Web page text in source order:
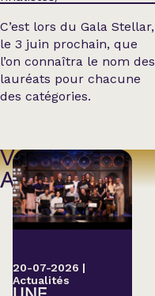
C’est lors du Gala Stellar,
le 3 juin prochain, que
l’on connaîtra le nom des
lauréats pour chacune
des catégories.
VOIR
AUSSI
20-07-2026 |
Actualités